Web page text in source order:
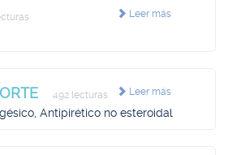
Leer más
Leer más
492 lecturas
Antipirético no esteroidal